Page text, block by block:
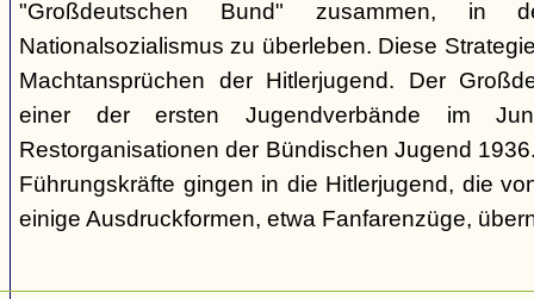
"Großdeutschen Bund" zusammen,
Nationalsozialismus zu überleben. Diese
Machtansprüchen der Hitlerjugend. Der
einer der ersten Jugendverbände im
Restorganisationen der Bündischen Jugend
Führungskräfte gingen in die Hitlerjugend, die
einige Ausdruckformen, etwa Fanfarenzüge,